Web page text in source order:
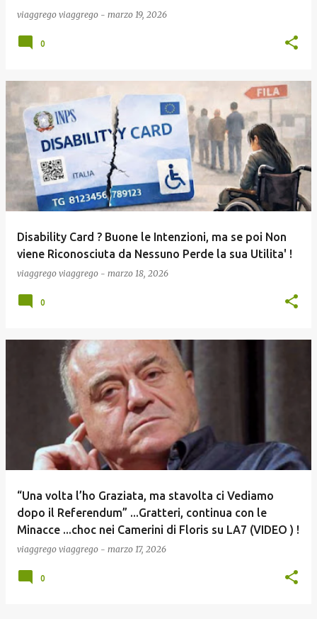
viaggrego viaggrego - marzo 19, 2026
0
Disability Card ? Buone le Intenzioni, ma se poi Non
viene Riconosciuta da Nessuno Perde la sua Utilita' !
viaggrego viaggrego - marzo 18, 2026
0
“Una volta l’ho Graziata, ma stavolta ci Vediamo
dopo il Referendum” ...Gratteri, continua con le
Minacce ...choc nei Camerini di Floris su LA7 (VIDEO ) !
viaggrego viaggrego - marzo 17, 2026
0